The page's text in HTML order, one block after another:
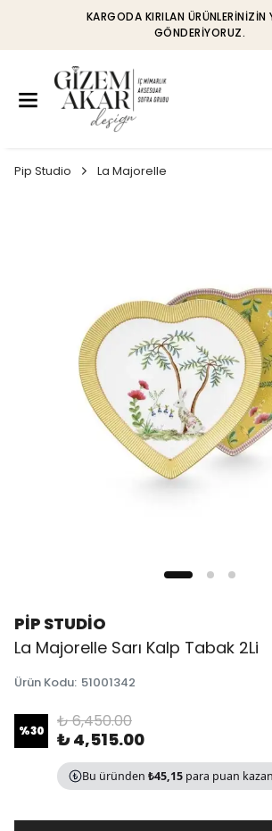
KARGODA KIRILAN ÜRÜNLERINIZIN
GÖNDERIYORUZ.
Pip Studio La Majorelle
PİP STUDİO
La Majorelle Sarı Kalp Tabak 2Li
Ürün Kodu: 51001342
%30 ₺ 6,450.00
₺ 4,515.00
Bu üründen ₺45,15 para puan kazan